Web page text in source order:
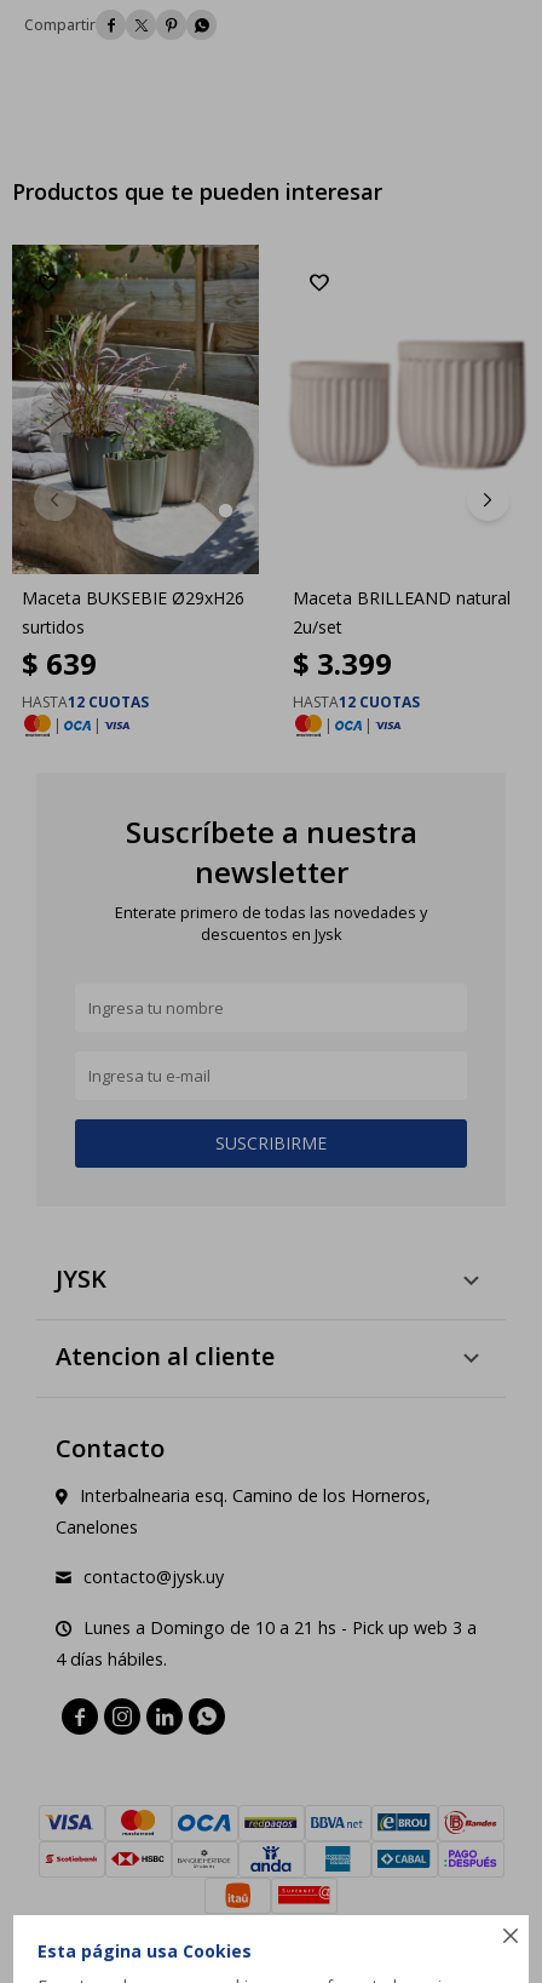

Esta página usa Cookies
   
Productos que te pueden interesar
Maceta BUKSEBIE Ø29xH26
surtidos
$ 639
HASTA12 CUOTAS
|
|
Maceta BRILLEAND natural
2u/set
$ 3.399
HASTA12 CUOTAS
|
|
Suscríbete a nuestra
newsletter
Enterate primero de todas las novedades y
descuentos en Jysk
SUSCRIBIRME
JYSK
Atencion al cliente
Contacto
Interbalnearia esq. Camino de los Horneros,
Canelones
contacto@jysk.uy
Lunes a Domingo de 10 a 21 hs - Pick up web 3 a
4 días hábiles.
   